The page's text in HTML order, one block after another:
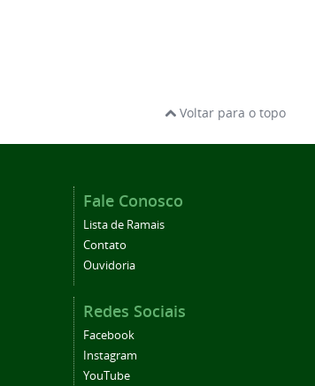
Voltar para o topo
Fale Conosco
Lista de Ramais
Contato
Ouvidoria
Redes Sociais
Facebook
Instagram
YouTube